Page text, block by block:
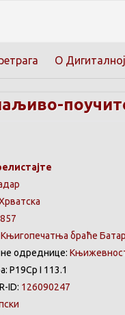
О
Књигопечатња браће
одреднице:
Р19Ср I 113.1
ID: 126090247